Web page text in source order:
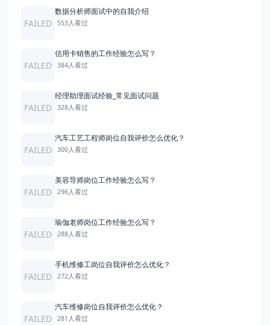
FAILED
数据分析师面试中的自我介绍
553人看过
FAILED
信用卡销售的工作经验怎么写？
384人看过
FAILED
经理助理面试经验_常见面试问题
328人看过
FAILED
汽车工艺工程师岗位自我评价怎么优化？
300人看过
FAILED
美容导师岗位工作经验怎么写？
296人看过
FAILED
瑜伽老师岗位工作经验怎么写？
288人看过
FAILED
手机维修工岗位自我评价怎么优化？
272人看过
FAILED
汽车维修岗位自我评价怎么优化？
281人看过